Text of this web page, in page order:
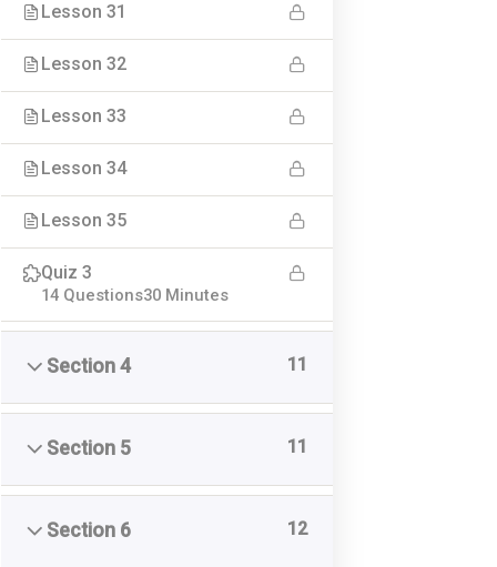
Lesson 31
Lesson 32
Lesson 33
Lesson 34
Lesson 35
Quiz 3
30 Minutes
14 Questions
Section 4 11
Section 5 11
Section 6 12
Her kan du handle med: